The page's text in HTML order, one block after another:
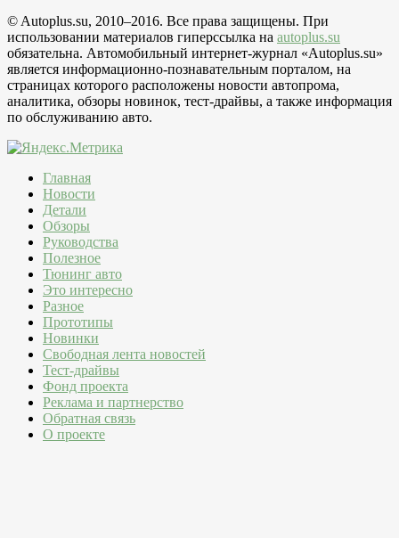
© Autoplus.su, 2010–2016. Все права защищены. При
использовании материалов гиперссылка на autoplus.su
обязательна. Автомобильный интернет-журнал «Autoplus.su»
является информационно-познавательным порталом, на
страницах которого расположены новости автопрома,
аналитика, обзоры новинок, тест-драйвы, а также информация
по обслуживанию авто.
Главная
Новости
Детали
Обзоры
Руководства
Полезное
Тюнинг авто
Это интересно
Разное
Прототипы
Новинки
Свободная лента новостей
Тест-драйвы
Фонд проекта
Реклама и партнерство
Обратная связь
О проекте